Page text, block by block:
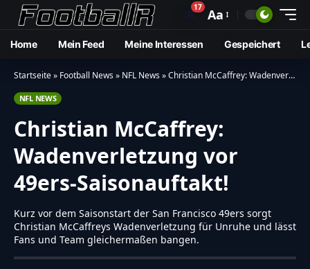
🔔17 Aa
Home Mein Feed Meine Interessen Gespeichert
Startseite» Football News» NFL News»Christian McCaffrey: Wadenverletzung vor 49ers-Saisonauftakt!
NFL NEWS
Christian McCaffrey:
Wadenverletzung vor
49ers-Saisonauftakt!
Kurz vor dem Saisonstart der San Francisco 49ers sorgt
Christian McCaffreys Wadenverletzung für Unruhe und lässt
Fans und Team gleichermaßen bangen.